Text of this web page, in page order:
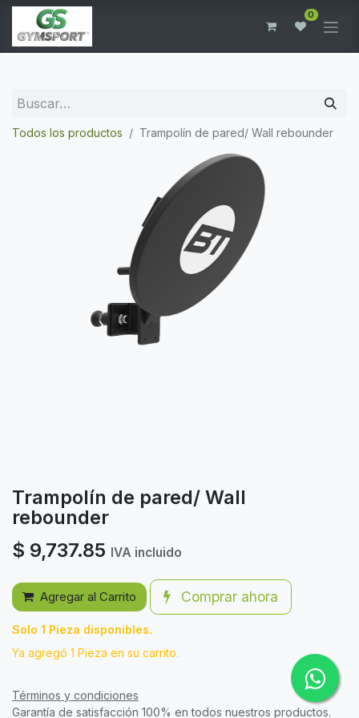
0
Todos los productos Trampolín de pared/ Wall rebounder
Trampolín de pared/ Wall
rebounder
$ 9,737.85 IVA incluido
Agregar al Carrito Comprar ahora
Solo 1 Pieza disponibles.
Ya agregó 1 Pieza en su carrito.
Términos y condiciones
Garantía de satisfacción 100% en todos nuestros productos.